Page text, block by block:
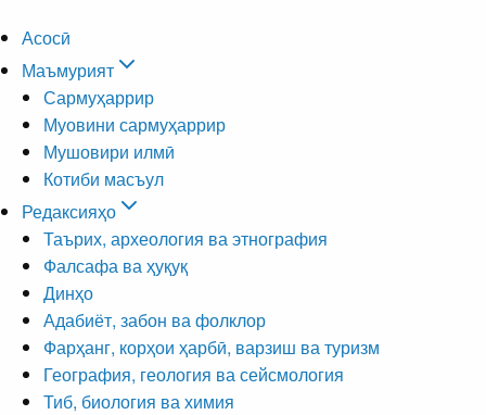
Асосӣ
Маъмурият
Сармуҳаррир
Муовини сармуҳаррир
Мушовири илмӣ
Котиби масъул
Редаксияҳо
Таърих, археология ва этнография
Фалсафа ва ҳуқуқ
Динҳо
Адабиёт, забон ва фолклор
Фарҳанг, корҳои ҳарбӣ, варзиш ва туризм
География, геология ва сейсмология
Тиб, биология ва химия